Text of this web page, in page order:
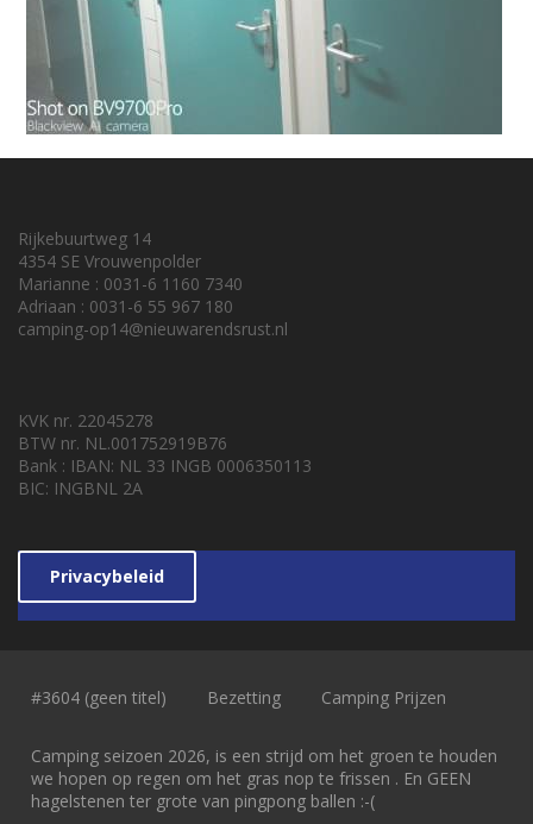
Rijkebuurtweg 14
4354 SE Vrouwenpolder
Marianne : 0031-6 1160 7340
Adriaan : 0031-6 55 967 180
camping-op14@nieuwarendsrust.nl
KVK nr. 22045278
BTW nr. NL.001752919B76
Bank : IBAN: NL 33 INGB 0006350113
BIC: INGBNL 2A
Privacybeleid
#3604 (geen titel) Bezetting Camping Prijzen
Camping seizoen 2026, is een strijd om het groen te houden
we hopen op regen om het gras nop te frissen . En GEEN
hagelstenen ter grote van pingpong ballen :-(